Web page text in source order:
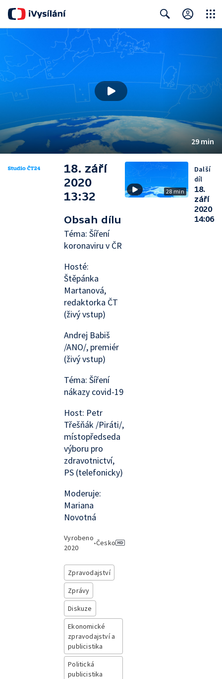
29 min
18. září
2020
13:32
Obsah dílu
Téma: Šíření
koronaviru v ČR
Hosté:
Štěpánka
Martanová,
redaktorka ČT
(živý vstup)
Andrej Babiš
/ANO/, premiér
(živý vstup)
Téma: Šíření
nákazy covid-19
Host: Petr
Třešňák /Piráti/,
místopředseda
výboru pro
zdravotnictví,
PS (telefonicky)
Moderuje:
Mariana
Novotná
Vyrobeno
2020
•Česko
Zpravodajství
Zprávy
Diskuze
Ekonomické
zpravodajství a
publicistika
Politická
publicistika
28 min
Další
díl
18.
září
2020
14:06